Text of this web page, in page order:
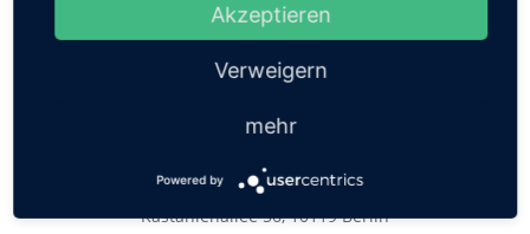
Kastanienallee 56, 10119 Berlin
Akzeptieren
Verweigern
mehr
Powered by